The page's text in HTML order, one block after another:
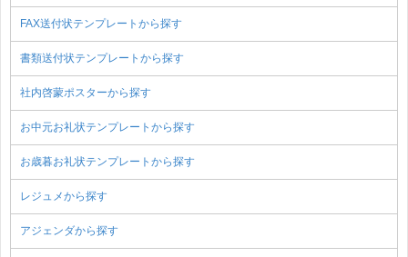
FAX送付状テンプレートから探す
書類送付状テンプレートから探す
社内啓蒙ポスターから探す
お中元お礼状テンプレートから探す
お歳暮お礼状テンプレートから探す
レジュメから探す
アジェンダから探す